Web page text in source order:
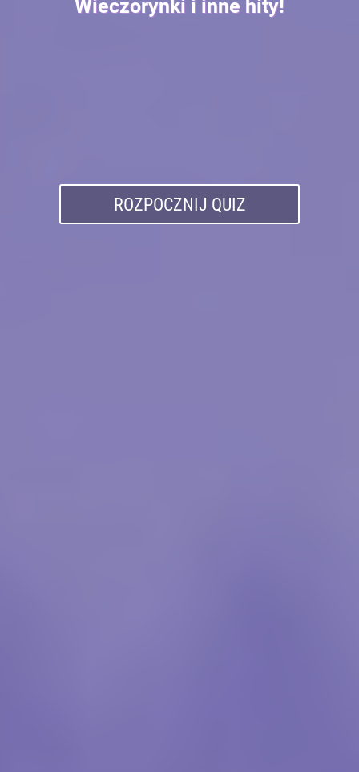
Wieczorynki i inne hity!
ROZPOCZNIJ QUIZ